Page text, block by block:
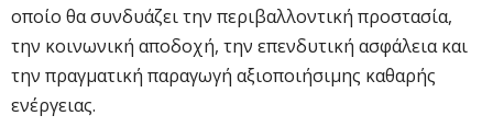
οποίο θα συνδυάζει την περιβαλλοντική προστασία,
την κοινωνική αποδοχή, την επενδυτική ασφάλεια και
την πραγματική παραγωγή αξιοποιήσιμης καθαρής
ενέργειας.